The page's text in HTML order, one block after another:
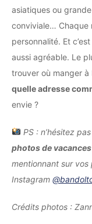
asiatiques ou
conviviale… Chaque
personnalité. Et
aussi agréable. Le
trouver où manger à
quelle adresse
envie ?
PS : n’hésitez
photos de vacances
mentionnant sur vos
Instagram
Crédits photos :